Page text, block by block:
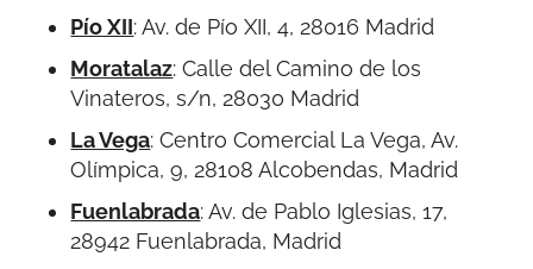
Pío XII:Av. de Pío XII, 4, 28016 Madrid
Moratalaz:Calle del Camino de los
Vinateros, s/n, 28030 Madrid
La Vega:Centro Comercial La Vega, Av.
Olímpica, 9, 28108 Alcobendas, Madrid
Fuenlabrada:Av. de Pablo Iglesias, 17,
28942 Fuenlabrada, Madrid